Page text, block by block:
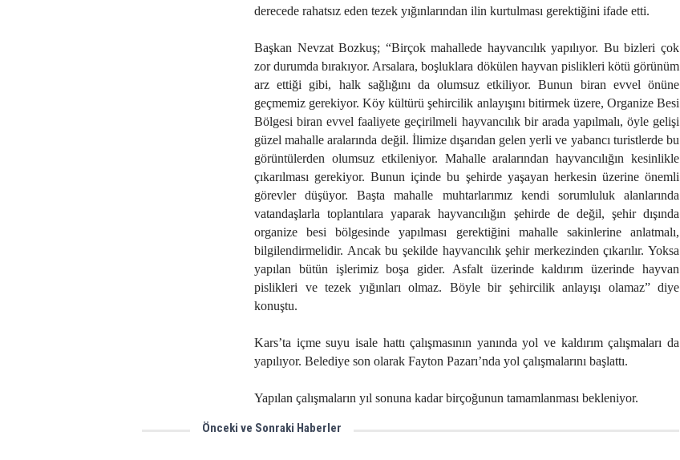
derecede rahatsız eden tezek yığınlarından ilin kurtulması gerektiğini ifade etti.
Başkan Nevzat Bozkuş; “Birçok mahallede hayvancılık yapılıyor. Bu bizleri çok
zor durumda bırakıyor. Arsalara, boşluklara dökülen hayvan pislikleri kötü görünüm
arz ettiği gibi, halk sağlığını da olumsuz etkiliyor. Bunun biran evvel önüne
geçmemiz gerekiyor. Köy kültürü şehircilik anlayışını bitirmek üzere, Organize Besi
Bölgesi biran evvel faaliyete geçirilmeli hayvancılık bir arada yapılmalı, öyle gelişi
güzel mahalle aralarında değil. İlimize dışarıdan gelen yerli ve yabancı turistlerde bu
görüntülerden olumsuz etkileniyor. Mahalle aralarından hayvancılığın kesinlikle
çıkarılması gerekiyor. Bunun içinde bu şehirde yaşayan herkesin üzerine önemli
görevler düşüyor. Başta mahalle muhtarlarımız kendi sorumluluk alanlarında
vatandaşlarla toplantılara yaparak hayvancılığın şehirde de değil, şehir dışında
organize besi bölgesinde yapılması gerektiğini mahalle sakinlerine anlatmalı,
bilgilendirmelidir. Ancak bu şekilde hayvancılık şehir merkezinden çıkarılır. Yoksa
yapılan bütün işlerimiz boşa gider. Asfalt üzerinde kaldırım üzerinde hayvan
pislikleri ve tezek yığınları olmaz. Böyle bir şehircilik anlayışı olamaz” diye
konuştu.
Kars’ta içme suyu isale hattı çalışmasının yanında yol ve kaldırım çalışmaları da
yapılıyor. Belediye son olarak Fayton Pazarı’nda yol çalışmalarını başlattı.
Yapılan çalışmaların yıl sonuna kadar birçoğunun tamamlanması bekleniyor.
Önceki ve Sonraki Haberler
Aydınlık yüzümüz